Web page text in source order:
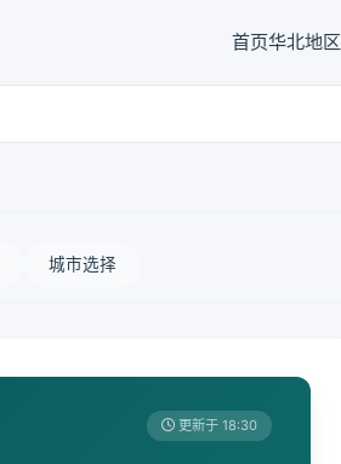
首页华北地区
城市选择
更新于 18:30